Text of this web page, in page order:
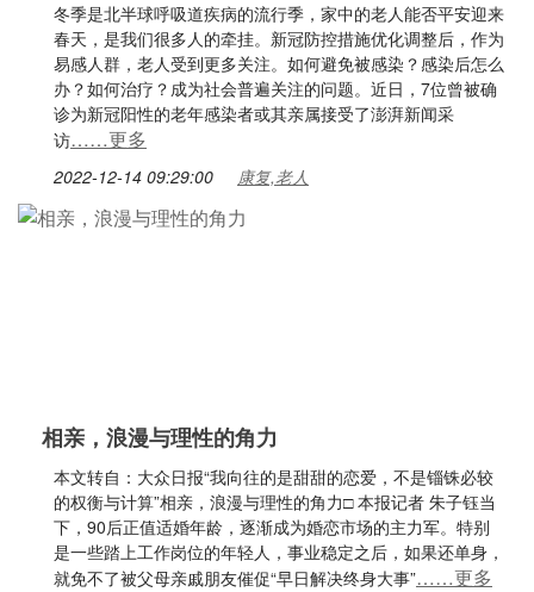
冬季是北半球呼吸道疾病的流行季，家中的老人能否平安迎来
春天，是我们很多人的牵挂。新冠防控措施优化调整后，作为
易感人群，老人受到更多关注。如何避免被感染？感染后怎么
办？如何治疗？成为社会普遍关注的问题。近日，7位曾被确
诊为新冠阳性的老年感染者或其亲属接受了澎湃新闻采
访……更多
2022-12-14 09:29:00 康复,老人
相亲，浪漫与理性的角力
本文转自：大众日报“我向往的是甜甜的恋爱，不是锱铢必较
的权衡与计算”相亲，浪漫与理性的角力□ 本报记者 朱子钰当
下，90后正值适婚年龄，逐渐成为婚恋市场的主力军。特别
是一些踏上工作岗位的年轻人，事业稳定之后，如果还单身，
就免不了被父母亲戚朋友催促“早日解决终身大事”……更多